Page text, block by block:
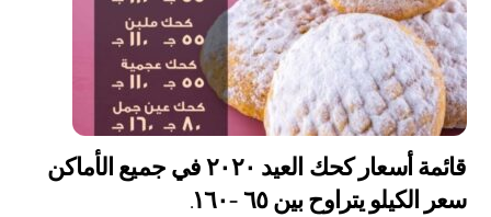
قائمة أسعار كحك العيد ٢٠٢٠ في جميع الأماكن
سعر الكيلو يتراوح بين ٦٥ -١٦٠.